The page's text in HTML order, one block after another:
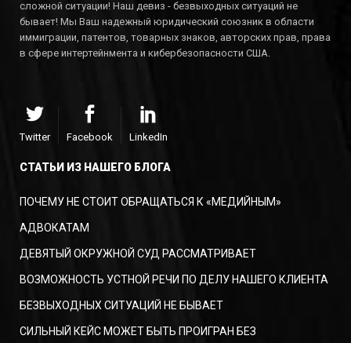
сложной ситуации! Наш девиз - безвыходных ситуаций не
бывает! Мы Ваш надежный юридический союзник в области
иммиграции, патентов, товарных знаков, авторских прав, права
в сфере интертейнмента и кибербезопасности США.
Twitter Facebook LinkedIn
СТАТЬИ ИЗ НАШЕГО БЛОГА
ПОЧЕМУ НЕ СТОИТ ОБРАЩАТЬСЯ К «МЕДИЙНЫМ»
АДВОКАТАМ
ДЕВЯТЫЙ ОКРУЖНОЙ СУД РАССМАТРИВАЕТ
ВОЗМОЖНОСТЬ УСТНОЙ РЕЧИ ПО ДЕЛУ НАШЕГО КЛИЕНТА
БЕЗВЫХОДНЫХ СИТУАЦИЙ НЕ БЫВАЕТ
СИЛЬНЫЙ КЕЙС МОЖЕТ БЫТЬ ПРОИГРАН БЕЗ